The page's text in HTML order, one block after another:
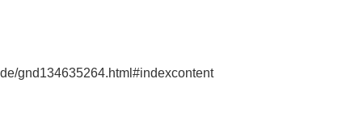
gnd134635264.html#indexcontent